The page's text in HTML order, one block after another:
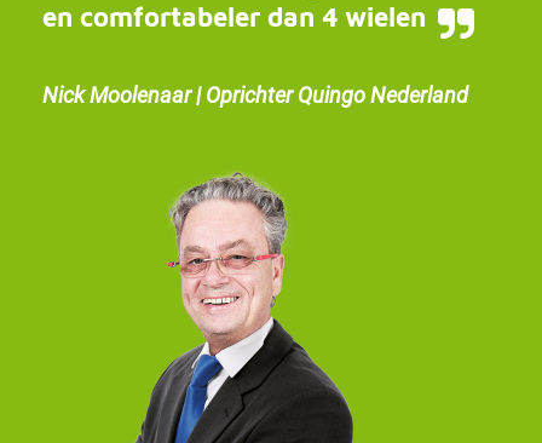
en comfortabeler dan 4 wielen
Nick Moolenaar | Oprichter Quingo Nederland